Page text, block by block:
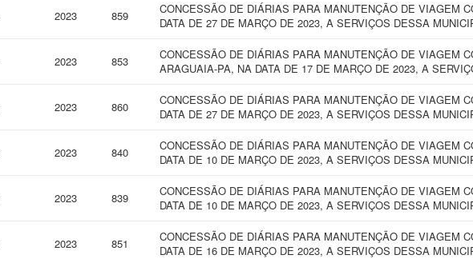
2023 859
CONCESSÃO DE DIÁRIAS PARA MANUTENÇÃO DE VIAGEM
DATA DE 27 DE MARÇO DE 2023, A SERVIÇOS DESSA
2023 853
CONCESSÃO DE DIÁRIAS PARA MANUTENÇÃO DE VIAGEM
ARAGUAIA-PA, NA DATA DE 17 DE MARÇO DE 2023, A
2023 860
CONCESSÃO DE DIÁRIAS PARA MANUTENÇÃO DE VIAGEM
DATA DE 27 DE MARÇO DE 2023, A SERVIÇOS DESSA
2023 840
CONCESSÃO DE DIÁRIAS PARA MANUTENÇÃO DE VIAGEM
DATA DE 10 DE MARÇO DE 2023, A SERVIÇOS DESSA
2023 839
CONCESSÃO DE DIÁRIAS PARA MANUTENÇÃO DE VIAGEM
DATA DE 10 DE MARÇO DE 2023, A SERVIÇOS DESSA
2023 851
CONCESSÃO DE DIÁRIAS PARA MANUTENÇÃO DE VIAGEM
DATA DE 16 DE MARÇO DE 2023, A SERVIÇOS DESSA